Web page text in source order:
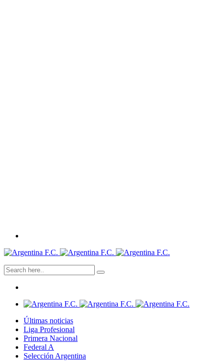
Últimas noticias
Liga Profesional
Primera Nacional
Federal A
Selección Argentina